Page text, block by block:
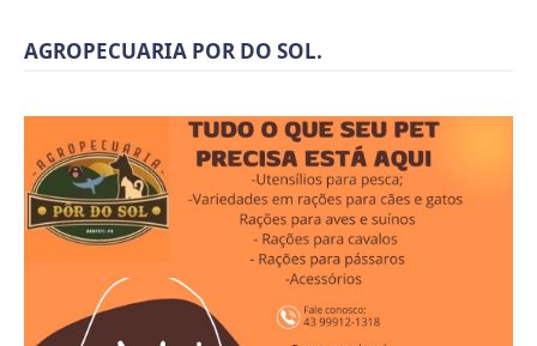
AGROPECUARIA POR DO SOL.